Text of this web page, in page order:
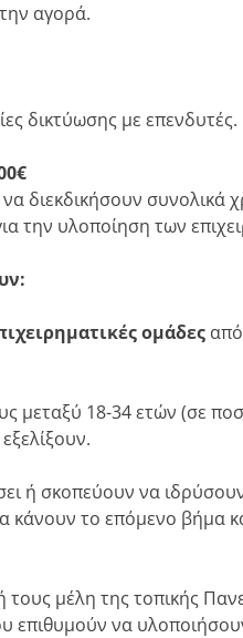
αγορά.
δικτύωσης με επενδυτές.
διεκδικήσουν συνολικά
την υλοποίηση των
ομάδες
μεταξύ 18-34 ετών (σε
ή σκοπεύουν να
κάνουν το επόμενο βήμα
μέλη της τοπικής
επιθυμούν να